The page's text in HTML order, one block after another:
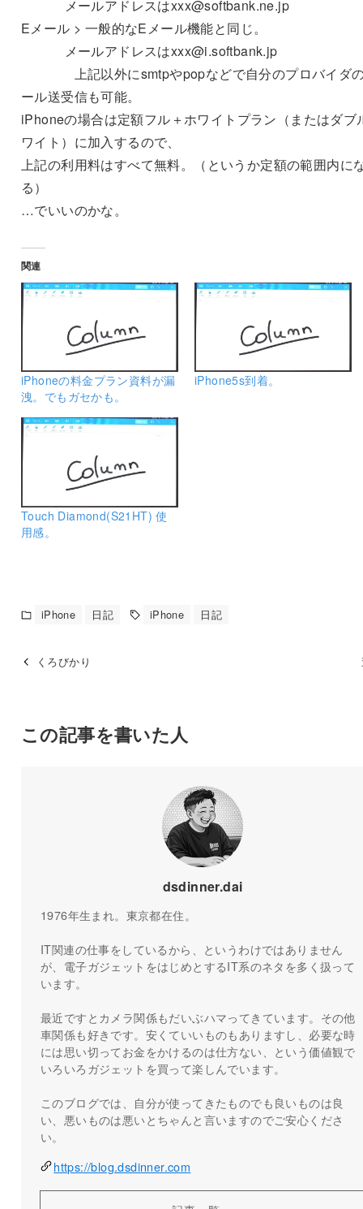
メールアドレスはxxx@softbank.ne.jp
Eメール > 一般的なEメール機能と同じ。
メールアドレスはxxx@i.softbank.jp
上記以外にsmtpやpopなどで自分のプロバイダ
ール送受信も可能。
iPhoneの場合は定額フル＋ホワイトプラン（またはダブ
ワイト）に加入するので、
上記の利用料はすべて無料。（というか定額の範囲内に
る）
…でいいのかな。
関連
iPhoneの料金プラン資料が漏
洩。でもガセかも。
iPhone5s到着。
Touch Diamond(S21HT) 使
用感。
iPhone 日記 iPhone 日記
くろびかり
この記事を書いた人
dsdinner.dai
1976年生まれ。東京都在住。
IT関連の仕事をしているから、というわけではありません
が、電子ガジェットをはじめとするIT系のネタを多く扱って
います。
最近ですとカメラ関係もだいぶハマってきています。その他
車関係も好きです。安くていいものもありますし、必要な時
には思い切ってお金をかけるのは仕方ない、という価値観で
いろいろガジェットを買って楽しんでいます。
このブログでは、自分が使ってきたものでも良いものは良
い、悪いものは悪いとちゃんと言いますのでご安心くださ
い。
https://blog.dsdinner.com